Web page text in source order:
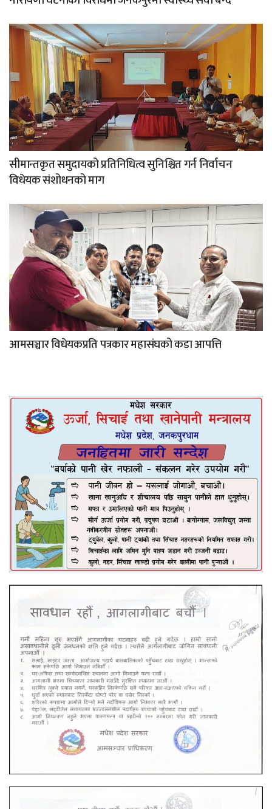
सीमान्तकृत समुदायको प्रतिनिधित्व सुनिश्चित गर्न निर्वाचन
विधेयक संशोधनको माग
आमसञ्चार विधेयकप्रति पत्रकार महासंघको कडा आपत्ति